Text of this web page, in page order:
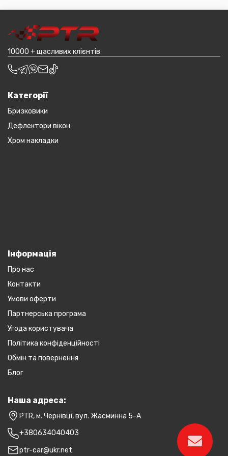
транспортування до місцявидачі (уточнювати з
10000 + щасливих клієнтів
Категорії
Бризковики
Дефлектори вікон
Хром накладки
Інформація
Про нас
Контакти
Умови оферти
Партнерська програма
Угода користувача
Політика конфіденційності
Обмін та повернення
Блог
Наша адреса:
PTR, м. Чернівці, вул. Жасминна 5-А
+380634040403
ptr-car@ukr.net